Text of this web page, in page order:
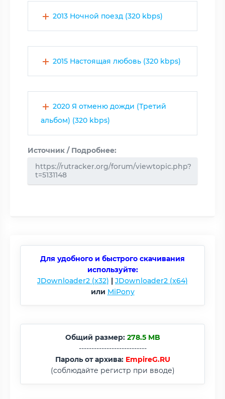
2013 Ночной поезд (320 kbps)
2015 Настоящая любовь (320 kbps)
2020 Я отменю дожди (Третий
альбом) (320 kbps)
Источник / Подробнее:
https://rutracker.org/forum/viewtopic.php?
t=5131148
Для удобного и быстрого скачивания
используйте:
JDownloader2 (x32) | JDownloader2 (x64)
или MiPony
Общий размер: 278.5 MB
---------------------------
Пароль от архива: EmpireG.RU
(соблюдайте регистр при вводе)